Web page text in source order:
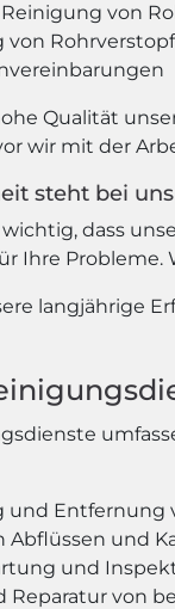
von
von
Qualität
wir mit der
steht bei
wichtig, dass
Ihre Probleme.
langjährige
und Entfernung
Abflüssen und
und
Reparatur von